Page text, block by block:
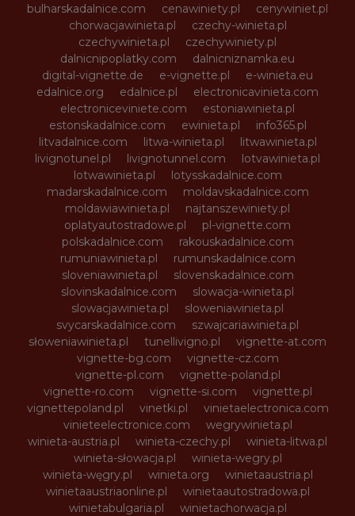
bulharskadalnice.com
cenawiniety.pl
cenywiniet.pl
chorwacjawinieta.pl
czechy-winieta.pl
czechywinieta.pl
czechywiniety.pl
dalnicnipoplatky.com
dalnicniznamka.eu
digital-vignette.de
e-vignette.pl
e-winieta.eu
edalnice.org
edalnice.pl
electronicavinieta.com
electroniceviniete.com
estoniawinieta.pl
estonskadalnice.com
ewinieta.pl
info365.pl
litvadalnice.com
litwa-winieta.pl
litwawinieta.pl
livignotunel.pl
livignotunnel.com
lotvawinieta.pl
lotwawinieta.pl
lotysskadalnice.com
madarskadalnice.com
moldavskadalnice.com
moldawiawinieta.pl
najtanszewiniety.pl
oplatyautostradowe.pl
pl-vignette.com
polskadalnice.com
rakouskadalnice.com
rumuniawinieta.pl
rumunskadalnice.com
sloveniawinieta.pl
slovenskadalnice.com
slovinskadalnice.com
slowacja-winieta.pl
slowacjawinieta.pl
sloweniawinieta.pl
svycarskadalnice.com
szwajcariawinieta.pl
słoweniawinieta.pl
tunellivigno.pl
vignette-at.com
vignette-bg.com
vignette-cz.com
vignette-pl.com
vignette-poland.pl
vignette-ro.com
vignette-si.com
vignette.pl
vignettepoland.pl
vinetki.pl
vinietaelectronica.com
vinieteelectronice.com
wegrywinieta.pl
winieta-austria.pl
winieta-czechy.pl
winieta-litwa.pl
winieta-słowacja.pl
winieta-wegry.pl
winieta-węgry.pl
winieta.org
winietaaustria.pl
winietaaustriaonline.pl
winietaautostradowa.pl
winietabulgaria.pl
winietachorwacja.pl